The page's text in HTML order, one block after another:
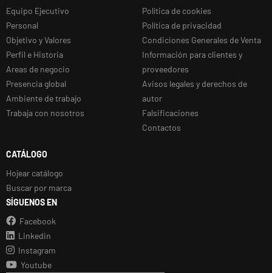
Equipo Ejecutivo
Personal
Objetivo y Valores
Perfil e Historia
Areas de negocio
Presencia global
Ambiente de trabajo
Trabaja con nosotros
Política de cookies
Política de privacidad
Condiciones Generales de Venta
Información para clientes y
proveedores
Avisos legales y derechos de
autor
Falsificaciones
Contactos
CATÁLOGO
Hojear catálogo
Buscar por marca
SÍGUENOS EN
Facebook
Linkedin
Instagram
Youtube